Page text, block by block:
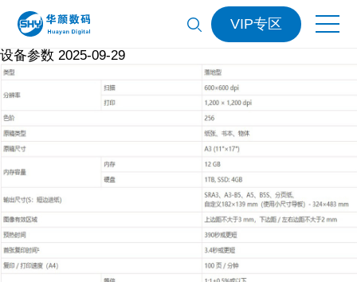
VIP专区
设备参数 2025-09-29